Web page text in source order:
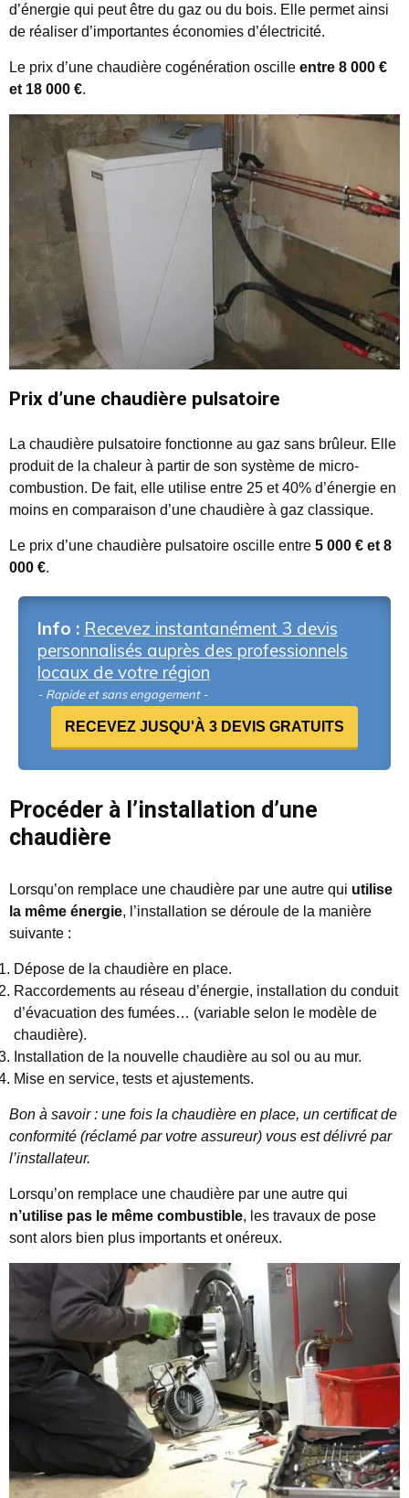
d’énergie qui peut être du gaz ou du bois. Elle permet ainsi
de réaliser d’importantes économies d’électricité.
Le prix d’une chaudière cogénération oscille entre 8 000 €
et 18 000 €.
Prix d’une chaudière pulsatoire
La chaudière pulsatoire fonctionne au gaz sans brûleur. Elle
produit de la chaleur à partir de son système de micro-
combustion. De fait, elle utilise entre 25 et 40% d’énergie en
moins en comparaison d’une chaudière à gaz classique.
Le prix d’une chaudière pulsatoire oscille entre 5 000 € et 8
000 €.
Info : Recevez instantanément 3 devis
personnalisés auprès des professionnels
locaux de votre région
- Rapide et sans engagement -
RECEVEZ JUSQU'À 3 DEVIS GRATUITS
Procéder à l’installation d’une
chaudière
Lorsqu’on remplace une chaudière par une autre qui utilise
la même énergie, l’installation se déroule de la manière
suivante :
Dépose de la chaudière en place.
Raccordements au réseau d’énergie, installation du conduit
d’évacuation des fumées… (variable selon le modèle de
chaudière).
Installation de la nouvelle chaudière au sol ou au mur.
Mise en service, tests et ajustements.
Bon à savoir : une fois la chaudière en place, un certificat de
conformité (réclamé par votre assureur) vous est délivré par
l’installateur.
Lorsqu’on remplace une chaudière par une autre qui
n’utilise pas le même combustible, les travaux de pose
sont alors bien plus importants et onéreux.